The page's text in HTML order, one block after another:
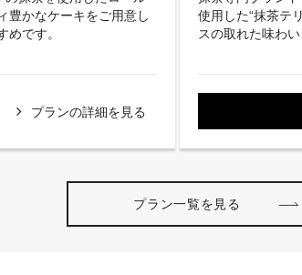
豊かなケーキをご用意し
です。
プランの詳細を見る
使用した“抹茶テ
スの取れた味わ
プラン一覧を見る